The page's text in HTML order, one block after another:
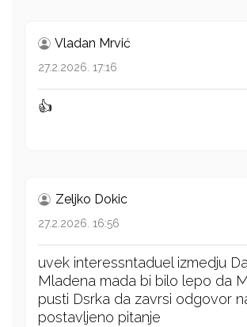
Vladan Mrvić
27.2.2026. 17:16
👍
Zeljko Dokic
27.2.2026. 16:56
uvek interessntaduel izmedju
Mladena mada bi bilo lepo da
pusti Dsrka da zavrsi odgovor
postavljeno pitanje